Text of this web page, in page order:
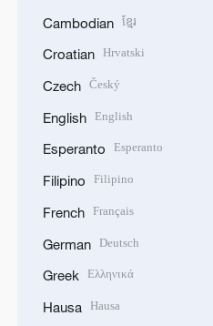
Cambodian ខ្មែរ
Croatian Hrvatski
Czech Český
English English
Esperanto Esperanto
Filipino Filipino
French Français
German Deutsch
Greek Ελληνικά
Hausa Hausa